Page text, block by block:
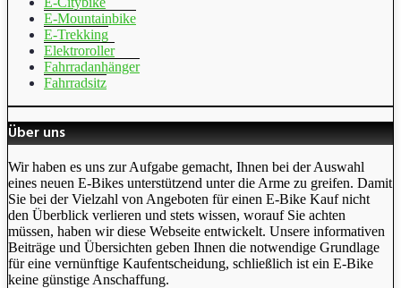
E-Mountainbike
E-Trekking
Elektroroller
Fahrradanhänger
Fahrradsitz
Über uns
Wir haben es uns zur Aufgabe gemacht, Ihnen bei der Auswahl
eines neuen E-Bikes unterstützend unter die Arme zu greifen. Damit
Sie bei der Vielzahl von Angeboten für einen E-Bike Kauf nicht
den Überblick verlieren und stets wissen, worauf Sie achten
müssen, haben wir diese Webseite entwickelt. Unsere informativen
Beiträge und Übersichten geben Ihnen die notwendige Grundlage
für eine vernünftige Kaufentscheidung, schließlich ist ein E-Bike
keine günstige Anschaffung.